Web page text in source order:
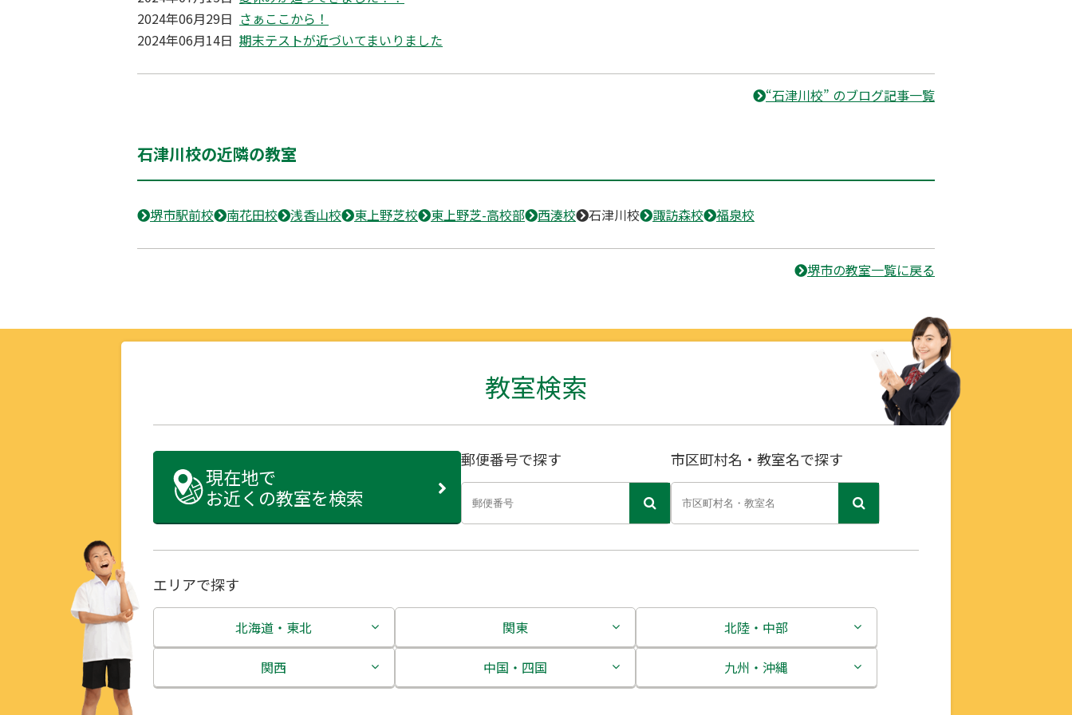
2024年06月29日 さぁここから！
2024年06月14日 期末テストが近づいてまいりました
“石津川校” のブログ記事一覧
石津川校の近隣の教室
堺市駅前校 南花田校 浅香山校 東上野芝校 東上野芝-高校部 西湊校 石津川校 諏訪森校 福泉校
堺市の教室一覧に戻る
教室検索
現在地で
お近くの教室を検索
郵便番号で探す 市区町村名・教室名で探す
エリアで探す
北海道・東北
北海道
関東
茨城県
北陸・中部
新潟県
関西
中国・四国
九州・沖縄